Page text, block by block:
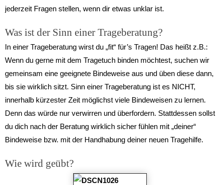
jederzeit Fragen stellen, wenn dir etwas unklar ist.
Was ist der Sinn einer Trageberatung?
In einer Trageberatung wirst du „fit“ für’s Tragen! Das heißt z.B.:
Wenn du gerne mit dem Tragetuch binden möchtest, suchen wir
gemeinsam eine geeignete Bindeweise aus und üben diese dann,
bis sie wirklich sitzt. Sinn einer Trageberatung ist es NICHT,
innerhalb kürzester Zeit möglichst viele Bindeweisen zu lernen.
Denn das würde nur verwirren und überfordern. Stattdessen sollst
du dich nach der Beratung wirklich sicher fühlen mit „deiner“
Bindeweise bzw. mit der Handhabung deiner neuen Tragehilfe.
Wie wird geübt?